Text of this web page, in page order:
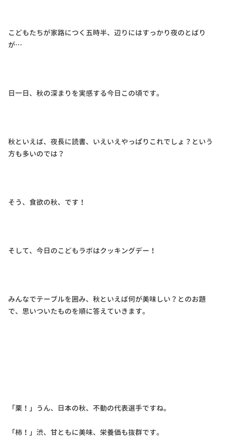
こどもたちが家路につく五時半、辺りにはすっかり夜のとばり
が…
日一日、秋の深まりを実感する今日この頃です。
秋といえば、夜長に読書、いえいえやっぱりこれでしょ？という
方も多いのでは？
そう、食欲の秋、です！
そして、今日のこどもラボはクッキングデー！
みんなでテーブルを囲み、秋といえば何が美味しい？とのお題
で、思いついたものを順に答えていきます。
「栗！」うん、日本の秋、不動の代表選手ですね。
「柿！」渋、甘ともに美味、栄養価も抜群です。